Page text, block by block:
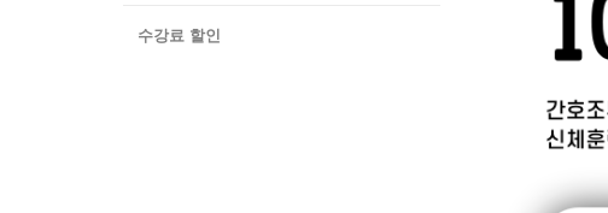
수강료 할인